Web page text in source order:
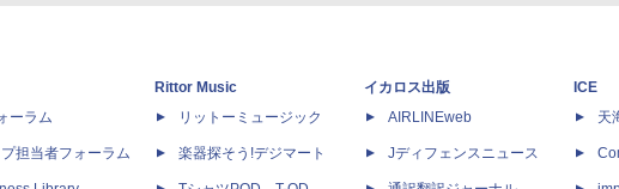
ーラム
担当者フォーラム
Rittor Music
リットーミュージック
楽器探そう!デジマート
イカロス出版
AIRLINEweb
Jディフェンスニュース
ICE
天